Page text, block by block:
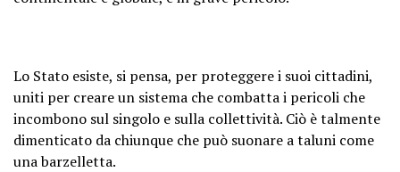
Lo Stato esiste, si pensa, per proteggere i suoi cittadini,
uniti per creare un sistema che combatta i pericoli che
incombono sul singolo e sulla collettività. Ciò è talmente
dimenticato da chiunque che può suonare a taluni come
una barzelletta.